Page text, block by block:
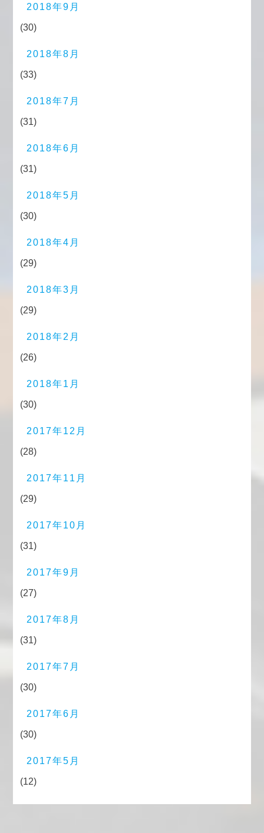
2018年9月
(30)
2018年8月
(33)
2018年7月
(31)
2018年6月
(31)
2018年5月
(30)
2018年4月
(29)
2018年3月
(29)
2018年2月
(26)
2018年1月
(30)
2017年12月
(28)
2017年11月
(29)
2017年10月
(31)
2017年9月
(27)
2017年8月
(31)
2017年7月
(30)
2017年6月
(30)
2017年5月
(12)